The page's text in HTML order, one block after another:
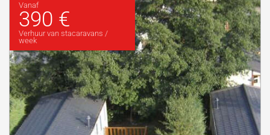
Vanaf
390 €
Verhuur van stacaravans /
week